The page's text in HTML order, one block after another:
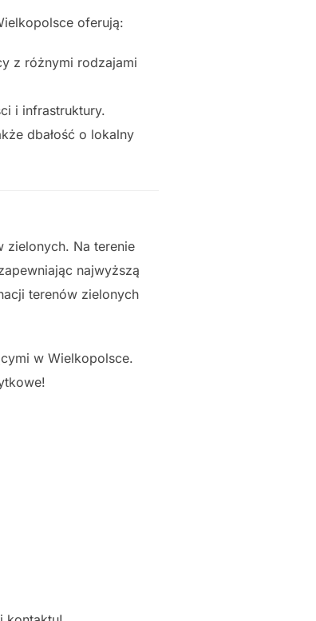
oferują:
z różnymi rodzajami
i infrastruktury.
dbałość o lokalny
zielonych. Na terenie
najwyższą
terenów zielonych
w Wielkopolsce.